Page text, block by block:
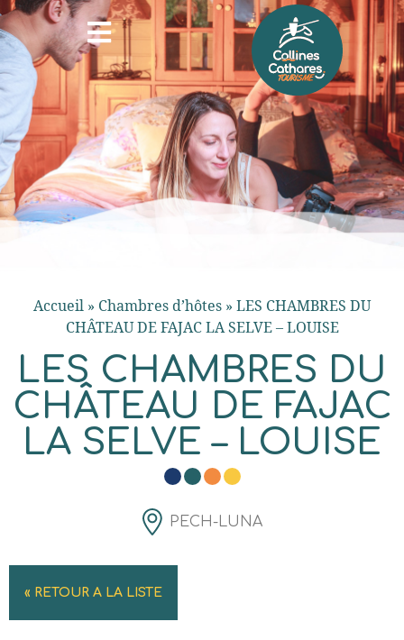
Accueil » Chambres d’hôtes » LES CHAMBRES DU
CHÂTEAU DE FAJAC LA SELVE – LOUISE
LES CHAMBRES DU
CHÂTEAU DE FAJAC
LA SELVE – LOUISE
PECH-LUNA
« RETOUR A LA LISTE